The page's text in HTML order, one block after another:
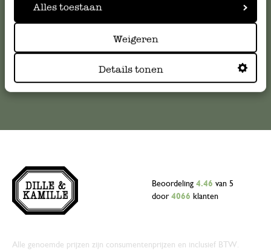
Alles toestaan
Weigeren
Details tonen
Online Klantenservice
Beoordeling 4.46 van 5
door 4066 klanten
Alle genoemde prijzen zijn consumentenprijzen en inclusief BTW.
Enkel een score, geen toelichting